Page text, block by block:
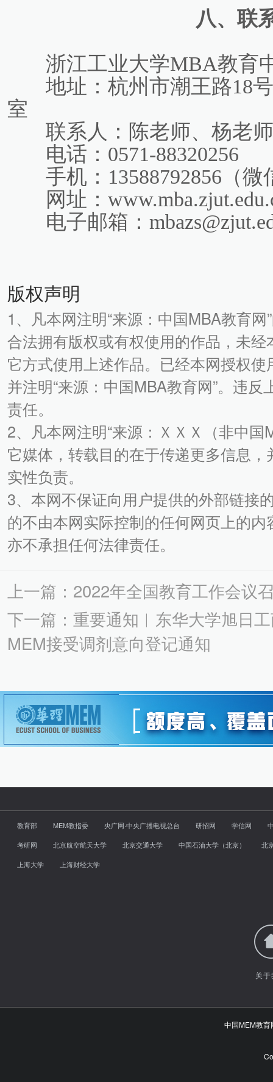
八、联
浙江工业大学MBA教育
地址：杭州市潮王路18
室
联系人：陈老师、杨老师
电话：0571-88320256
手机：13588792856（微
网址：
电子邮箱：
版权声明
1、凡本网注明“来源：中国MBA教育
合法拥有版权或有权使用的作品，未
它方式使用上述作品。已经本网授权
并注明“来源：中国MBA教育网”。违
责任。
2、凡本网注明“来源：ＸＸＸ（非中
它媒体，转载目的在于传递更多信息
实性负责。
3、本网不保证向用户提供的外部链接
的不由本网实际控制的任何网页上的
亦不承担任何法律责任。
上一篇：2022年全国教育工作会议
下一篇：重要通知︱东华大学旭日
MEM接受调剂意向登记通知
教育部 MEM教指委 央广网·中央广播电视总台 研招网 学信网
考研网
北京航空航天大学 北京交通大学 中国石油大学（北京）
北
上海大学
上海财经大学
关
中国MEM教